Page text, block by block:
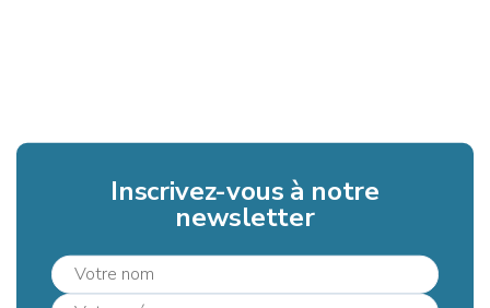
Inscrivez-vous à notre
newsletter